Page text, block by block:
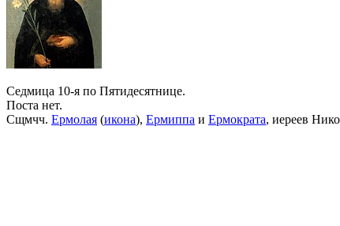
Седмица 10-я по Пятидесятнице.
Поста нет.
Сщмчч. Ермолая (икона), Ермиппа и Ермократа, иереев